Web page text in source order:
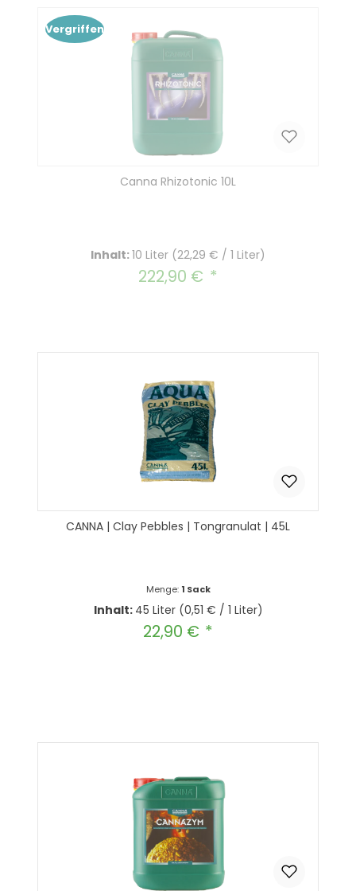
Vergriffen
Canna Rhizotonic 10L
Inhalt:10 Liter (22,29 € / 1 Liter)
Regulärer Preis:
222,90 €
CANNA | Clay Pebbles | Tongranulat | 45L
Menge: 1 Sack
Inhalt: 45 Liter (0,51 € / 1 Liter)
Regulärer Preis:
22,90 €